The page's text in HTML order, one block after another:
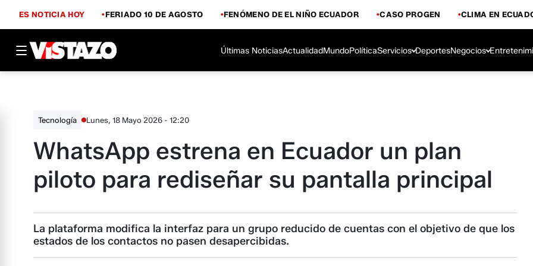
ES NOTICIA HOY FERIADO 10 DE AGOSTO FENÓMENO DE EL NIÑO ECUADOR CASO PROGEN CLIMA EN
Últimas NoticiasActualidadMundoPolíticaServicios DeportesNegocios
Tecnología Lunes, 18 Mayo 2026 - 12:20
WhatsApp estrena en Ecuador un plan
piloto para rediseñar su pantalla principal
La plataforma modifica la interfaz para un grupo reducido de cuentas con el objetivo de que los
estados de los contactos no pasen desapercibidas.